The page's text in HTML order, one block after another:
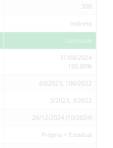
300
Indireto
Concluída
31/08/2024
100,00%
63/2023, 106/2022
3/2023, 3/2022
26/12/2024 (10/2024)
Próprio + Estadual